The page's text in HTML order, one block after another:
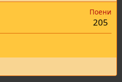
Поени
205